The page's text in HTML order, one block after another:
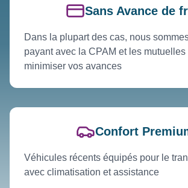
Sans Avance de
Dans la plupart des cas, nous
payant avec la CPAM et les mutuelles
minimiser vos avances
Confort
Véhicules récents équipés pour le
avec climatisation et assistance